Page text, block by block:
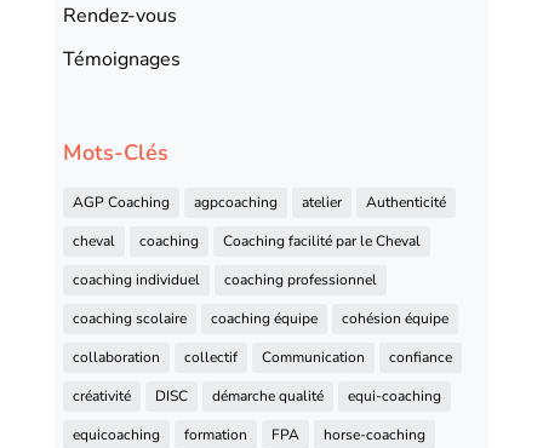
Rendez-vous
Témoignages
Mots-Clés
AGP Coaching agpcoaching atelier
Authenticité
cheval
coaching
Coaching facilité par le Cheval
coaching individuel
coaching professionnel
coaching scolaire
coaching équipe
cohésion équipe
collaboration
collectif Communication
confiance
créativité
DISC démarche qualité
equi-coaching
equicoaching
formation FPA
horse-coaching